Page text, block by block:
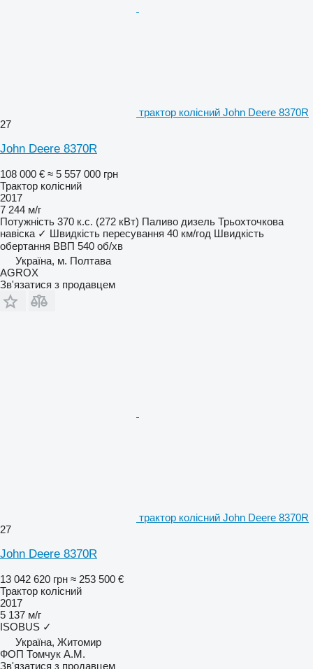
трактор колісний John Deere 8370R
27
John Deere 8370R
108 000 € ≈ 5 557 000 грн
Трактор колісний
2017
7 244 м/г
Потужність 370 к.с. (272 кВт) Паливо дизель Трьохточкова
навіска ✓ Швидкість пересування 40 км/год Швидкість
обертання ВВП 540 об/хв
Україна, м. Полтава
AGROX
Зв'язатися з продавцем
трактор колісний John Deere 8370R
27
John Deere 8370R
13 042 620 грн ≈ 253 500 €
Трактор колісний
2017
5 137 м/г
ISOBUS ✓
Україна, Житомир
ФОП Томчук А.М.
Зв'язатися з продавцем